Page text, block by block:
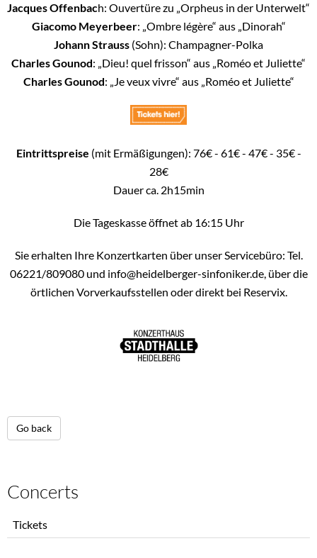
Jacques Offenbach: Ouvertüre zu „Orpheus in der Unterwelt“
Giacomo Meyerbeer: „Ombre légère“ aus „Dinorah“
Johann Strauss (Sohn): Champagner-Polka
Charles Gounod: „Dieu! quel frisson“ aus „Roméo et Juliette“
Charles Gounod: „Je veux vivre“ aus „Roméo et Juliette“
Eintrittspreise (mit Ermäßigungen): 76€ - 61€ - 47€ - 35€ -
28€
Dauer ca. 2h15min
Die Tageskasse öffnet ab 16:15 Uhr
Sie erhalten Ihre Konzertkarten über unser Servicebüro: Tel.
06221/809080 und info@heidelberger-sinfoniker.de, über die
örtlichen Vorverkaufsstellen oder direkt bei Reservix.
Go back
Concerts
Tickets